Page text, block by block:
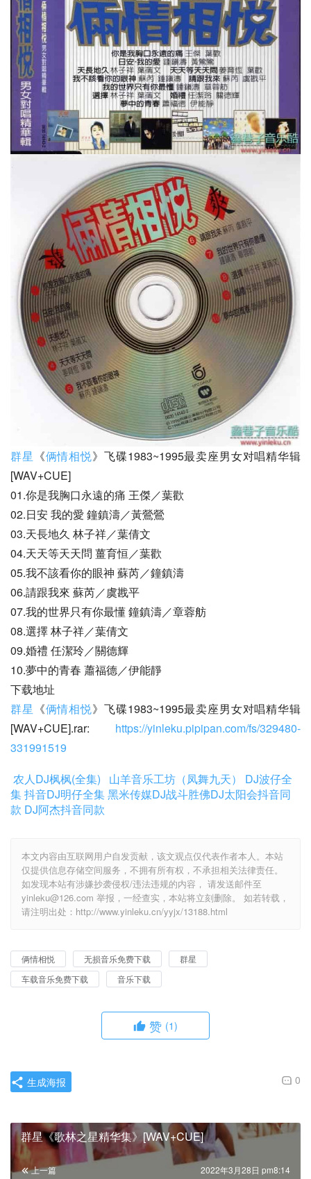
群星 《俩情相悦》飞碟1983~1995最卖座男女对唱精华辑
[WAV+CUE]
01.你是我胸口永遠的痛 王傑／葉歡
02.日安 我的愛 鐘鎮濤／黃鶯鶯
03.天長地久 林子祥／葉倩文
04.天天等天天問 薑育恒／葉歡
05.我不該看你的眼神 蘇芮／鐘鎮濤
06.請跟我來 蘇芮／虞戡平
07.我的世界只有你最懂 鐘鎮濤／章蓉舫
08.選擇 林子祥／葉倩文
09.婚禮 任潔玲／關德輝
10.夢中的青春 蕭福德／伊能靜
下载地址
群星 《俩情相悦》飞碟1983~1995最卖座男女对唱精华辑
[WAV+CUE].rar: https://yinleku.pipipan.com/fs/329480-
331991519
农人DJ枫枫(全集)
山羊音乐工坊（凤舞九天）
DJ波仔全
集抖音DJ明仔全集黑米传媒DJ战斗胜佛DJ太阳会抖音同
款 DJ阿杰抖音同款
本文内容由互联网用户自发贡献，该文观点仅代表作者本人。本站
仅提供信息存储空间服务，不拥有所有权，不承担相关法律责任。
如发现本站有涉嫌抄袭侵权/违法违规的内容， 请发送邮件至
yinleku@126.com 举报，一经查实，本站将立刻删除。 如若转载，
请注明出处：http://www.yinleku.cn/yyjx/13188.html
俩情相悦 无损音乐免费下载
群星
车载音乐免费下载
音乐下载
赞 (1)
0
生成海报
群星《歌林之星精华集》[WAV+CUE]
上一篇 2022年3月28日 pm8:14